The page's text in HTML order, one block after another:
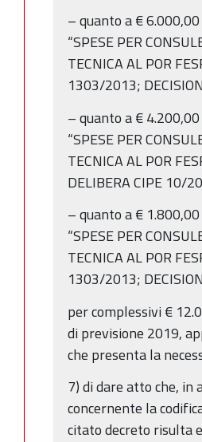
– quanto a €
“SPESE PER
TECNICA AL POR
1303/2013;
– quanto a €
“SPESE PER
TECNICA AL POR
DELIBERA CIPE 10/
– quanto a €
“SPESE PER
TECNICA AL POR
1303/2013;
per complessivi €
di previsione 2019,
che presenta la
7) di dare atto che, in
concernente la
citato decreto risulta